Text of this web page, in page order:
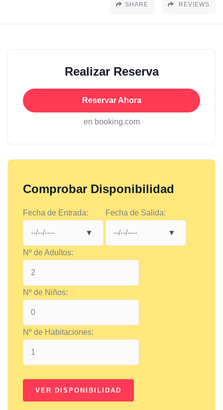
SHARE REVIEWS
Realizar Reserva
Reservar Ahora
en booking.com
Comprobar Disponibilidad
Fecha de Entrada: Fecha de Salida:
Nº de Adultos:
Nº de Niños:
Nº de Habitaciones: